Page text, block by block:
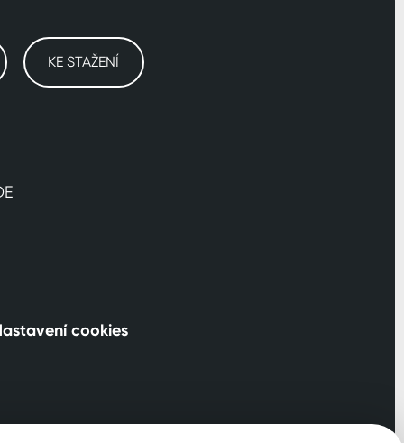
KE STAŽENÍ
cookies